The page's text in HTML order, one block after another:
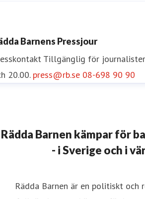
Barnens Pressjour
Tillgänglig för
20.00. press@rb.se 08-698 90 90
Rädda Barnen kämpar för
- i Sverige och i
Rädda Barnen är en politiskt och